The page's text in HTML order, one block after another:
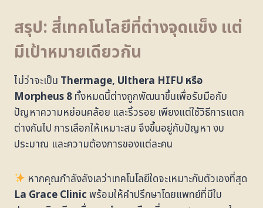
สรุป: สี่เทคโนโลยีที่ต่างจุดแข็ง แต่
มีเป้าหมายเดียวกัน
ไม่ว่าจะเป็น Thermage, Ulthera HIFU หรือ
Morpheus 8ทั้งหมดนี้ต่างถูกพัฒนาขึ้นเพื่อรับมือกับ
ปัญหาความหย่อนคล้อย และริ้วรอย เพียงแต่ใช้วิธีการแตก
ต่างกันไป การเลือกให้เหมาะสม จึงขึ้นอยู่กับปัญหา งบ
ประมาณ และความต้องการของแต่ละคน
หากคุณกำลังลังเลว่าเทคโนโลยีใดจะเหมาะกับตัวเองที่สุด
La Grace Clinicพร้อมให้คำปรึกษาโดยแพทย์ที่มีใบ